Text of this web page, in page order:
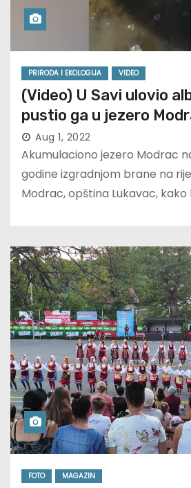
PRIRODA I EKOLOGIJA VIDEO
(Video) U Savi ulovio
pustio ga u jezero
Aug 1, 2022
Akumulaciono jezero Modrac
godine izgradnjom brane na
Modrac, opština Lukavac, kako
FOTO MAGAZIN